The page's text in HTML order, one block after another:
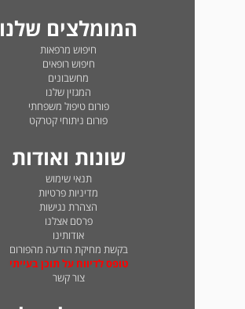
המומלצים שלנו
חיפוש מרפאות
חיפוש רופאים
מחשבונים
המגזין שלנו
פורום טיפול משפחתי
פורום ניתוחי קטרקט
שונות ואודות
תנאי שימוש
מדיניות פרטיות
הצהרת נגישות
פרסם אצלנו
אודותינו
בקשת מחיקת הודעה מהפורום
טופס לדיווח על תוכן בעייתי
צור קשר